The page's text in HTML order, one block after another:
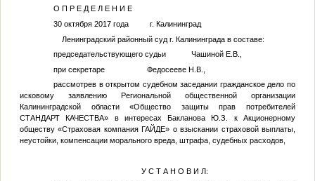
О П Р Е Д Е Л Е Н И Е
30 октября 2017 года г. Калининград
Ленинградский районный суд г. Калининграда в составе:
председательствующего судьи Чашиной Е.В.,
при секретаре Федосееве Н.В.,
рассмотрев в открытом судебном заседании гражданское дело по
исковому заявлению Региональной общественной организации
Калининградской области «Общество защиты прав потребителей
СТАНДАРТ КАЧЕСТВА» в интересах
Бакланова Ю.З.
к Акционерному
обществу «Страховая компания ГАЙДЕ» о взыскании страховой выплаты,
неустойки, компенсации морального вреда, штрафа, судебных расходов,
У С Т А Н О В И Л: